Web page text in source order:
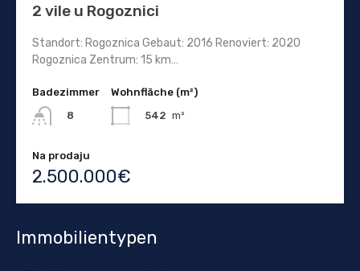
2 vile u Rogoznici
Standort: Rogoznica Gebaut: 2016 Renoviert: 2020
Rogoznica Zentrum: 15 km…
Badezimmer
8
Wohnfläche (m²)
542 m²
Na prodaju
2.500.000€
Immobilientypen